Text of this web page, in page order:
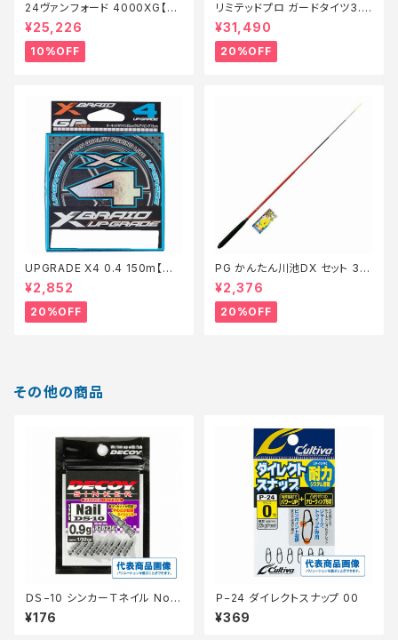
24ヴァンフォード 4000XG【継
続セール_リール】【10】
¥25,226
10%OFF
リミテッドプロ ガードタイツ3.0
FI−540X 黒 LB【特価装備】【2
0】
¥31,490
20%OFF
UPGRADE X4 0.4 150m【特
価仕掛】【20】
¥2,852
20%OFF
PG かんたん川池DX セット 36
0【特価セット】【20】
¥2,376
20%OFF
その他の商品
ＤＳ−10 シンカーＴネイル No
0．6ｇ
¥176
Ｐ−24 ダイレクトスナップ 00
¥369